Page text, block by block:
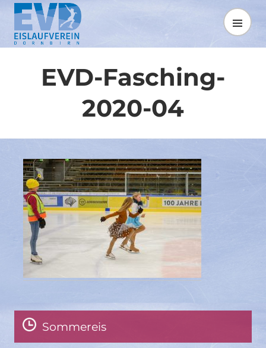
Springe
zum
Inhalt
MENÜ
EVD-Fasching-
2020-04
Sommereis